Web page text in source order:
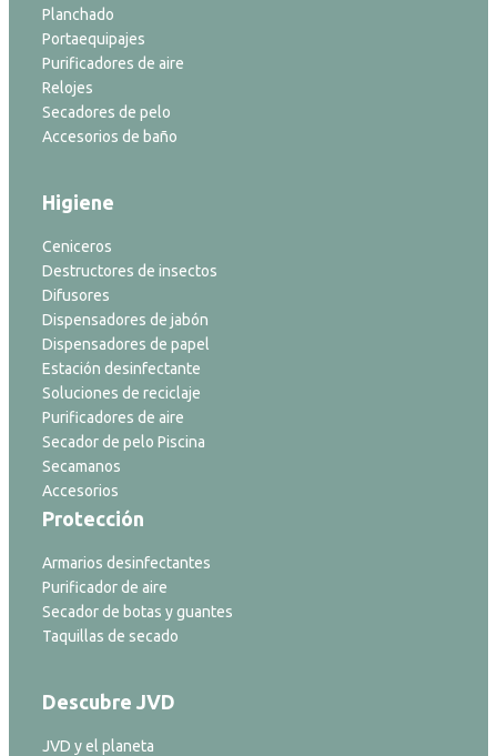
Planchado
Portaequipajes
Purificadores de aire
Relojes
Secadores de pelo
Accesorios de baño
Higiene
Ceniceros
Destructores de insectos
Difusores
Dispensadores de jabón
Dispensadores de papel
Estación desinfectante
Soluciones de reciclaje
Purificadores de aire
Secador de pelo Piscina
Secamanos
Accesorios
Protección
Armarios desinfectantes
Purificador de aire
Secador de botas y guantes
Taquillas de secado
Descubre JVD
JVD y el planeta